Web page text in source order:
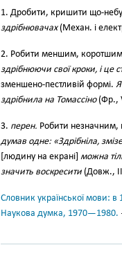
1. Дробити, кришити що-
здрібнювачах(Механ. і
2. Робити меншим,
здрібнюючи свої кроки, і це
зменшено-пестливій формі. Я
здрібнила на Томассіно(Фр.,
3. перен. Робити незначним,
думав одне: «Здрібніла,
[людину на екрані] можна
значить воскресити (Довж.,
Словник української мови: в
Наукова думка, 1970—1980.